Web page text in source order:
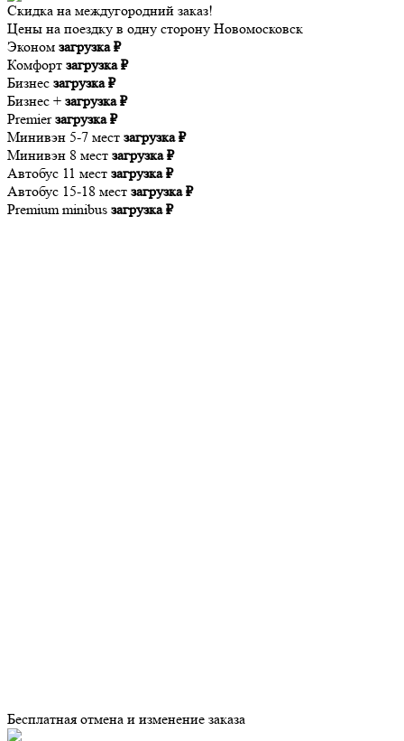
Скидка на междугородний заказ!
Цены на поездку в одну сторону Новомосковск
Эконом загрузка ₽
Комфорт загрузка ₽
Бизнес загрузка ₽
Бизнес + загрузка ₽
Premier загрузка ₽
Минивэн 5-7 мест загрузка ₽
Минивэн 8 мест загрузка ₽
Автобус 11 мест загрузка ₽
Автобус 15-18 мест загрузка ₽
Premium minibus загрузка ₽
Бесплатная отмена и изменение заказа